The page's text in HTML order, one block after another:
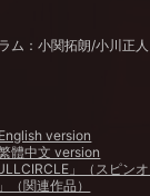
ム：小関拓朗/小川正
version
體中文 version
」（スピンオ
（関連作品）